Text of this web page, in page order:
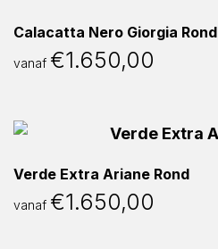
Calacatta Nero Giorgia Rond
vanaf €1.650,00
Verde Extra Ariane Rond
vanaf €1.650,00